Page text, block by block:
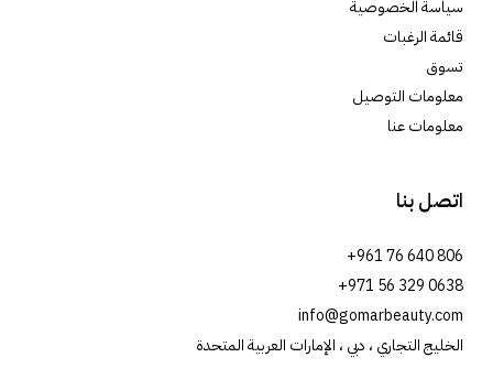
سياسة الخصوصية
قائمة الرغبات
تسوق
معلومات التوصيل
معلومات عنا
اتصل بنا
+961 76 640 806
+971 56 329 0638
info@gomarbeauty.com
الخليج التجاري ، دبي ، الإمارات العربية المتحدة